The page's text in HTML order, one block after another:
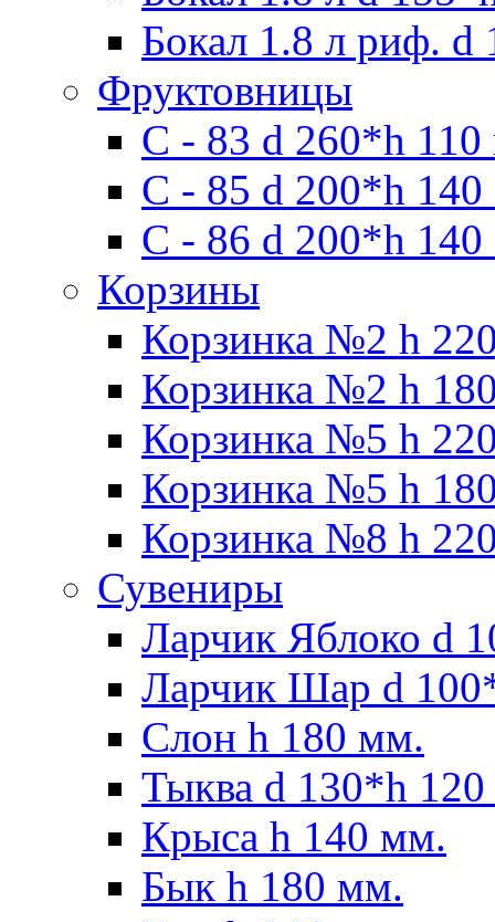
Бокал 1.8 л риф.
Фруктовницы
С - 83 d 260*h
С - 85 d 200*h
С - 86 d 200*h
Корзины
Корзинка №2 h
Корзинка №2 h
Корзинка №5 h
Корзинка №5 h
Корзинка №8 h
Сувениры
Ларчик Яблоко d
Ларчик Шар d
Слон h 180 мм.
Тыква d 130*h
Крыса h 140 мм.
Бык h 180 мм.